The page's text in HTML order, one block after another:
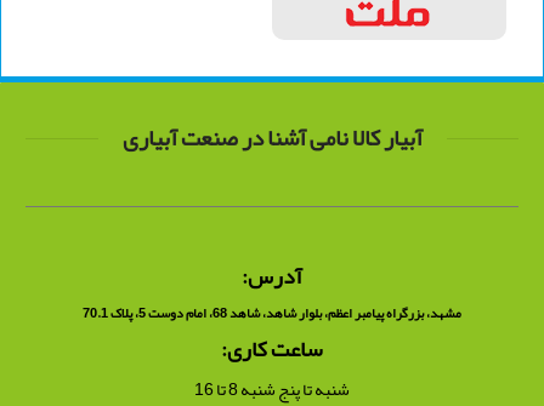
آبیار کالا نامی آشنا در صنعت آبیاری
آدرس:
مشهد، بزرگراه پیامبر اعظم، بلوار شاهد، شاهد 68، امام دوست 5، پلاک 70.1
ساعت کاری:
شنبه تا پنج شنبه 8 تا 16